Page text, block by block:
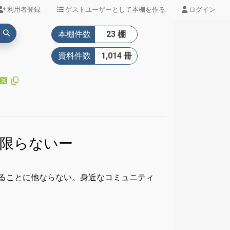
利用者登録 ゲストユーザーとして本棚を作る ログイン
本棚件数 23 棚
資料件数 1,014 冊
らないー
ことに他ならない。身近なコミュニティ